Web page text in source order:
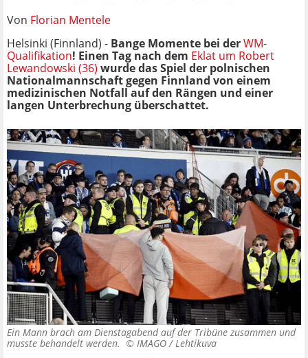
Von Florian Mentele
Helsinki (Finnland) - Bange Momente bei derWM-
Qualifikation! Einen Tag nach dem Eklat um Robert
Lewandowski (36) wurde das Spiel der polnischen
Nationalmannschaft gegen Finnland von einem
medizinischen Notfall auf den Rängen und einer
langen Unterbrechung überschattet.
Ein Mann brach am Dienstagabend auf der Tribüne zusammen und
musste behandelt werden. © IMAGO / Lehtikuva